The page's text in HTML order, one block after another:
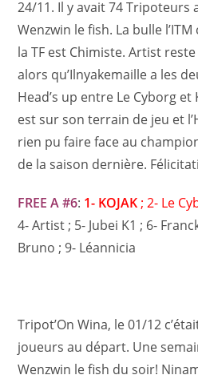
24/11. Il y avait 74 Tripoteurs
Wenzwin le fish. La bulle
la TF est Chimiste. Artist
alors qu’Ilnyakemaille a les
Head’s up entre Le Cyborg
est sur son terrain de jeu et
rien pu faire face au
de la saison dernière.
FREE A #6: 1- KOJAK ; 2- Le
4- Artist ; 5- Jubei K1 ; 6-
Bruno ; 9- Léannicia
Tripot’On Wina, le 01/12
joueurs au départ. Une
Wenzwin le fish du soir!